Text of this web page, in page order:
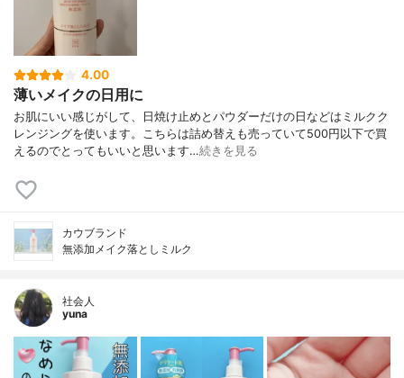
4.00
薄いメイクの日用に
お肌にいい感じがして、日焼け止めとパウダーだけの日などはミルクク
レンジングを使います。こちらは詰め替えも売っていて500円以下で買
えるのでとってもいいと思います…続きを見る
カウブランド
無添加メイク落としミルク
社会人
yuna